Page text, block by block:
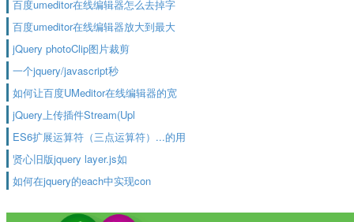
百度umeditor在线编辑器怎么去掉字
百度umeditor在线编辑器放大到最大
jQuery photoClip图片裁剪
一个jquery/javascript秒
如何让百度UMeditor在线编辑器的宽
jQuery上传插件Stream(Upl
ES6扩展运算符（三点运算符）...的用
贤心旧版jquery layer.js如
如何在jquery的each中实现con